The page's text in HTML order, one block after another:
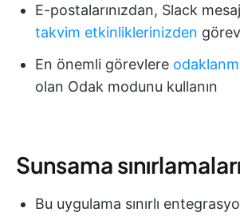
E-postalarınızdan, Slack
takvim etkinliklerinizden
En önemli görevlere
olan Odak modunu kullanın
Sunsama sınırlamaları
Bu uygulama sınırlı